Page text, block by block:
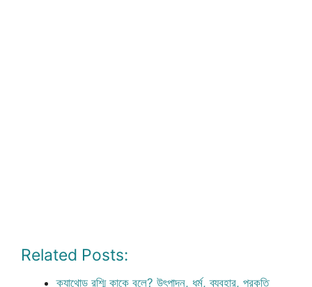
Related Posts:
ক্যাথোড রশ্মি কাকে বলে? উৎপাদন, ধর্ম, ব্যবহার, প্রকৃতি